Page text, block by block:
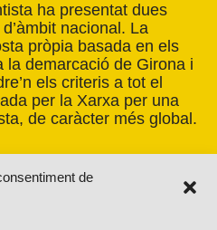
de
ha presentat dues
nacional. La
pròpia basada en els
la demarcació de Girona i
els criteris a tot el
per la Xarxa per una
de caràcter més global.